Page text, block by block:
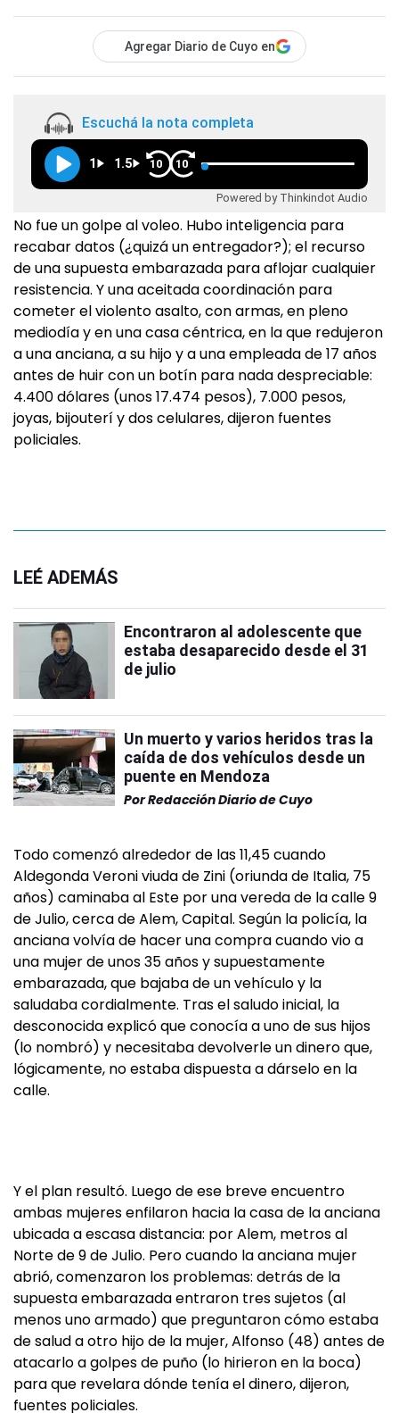
Agregar Diario de Cuyo en
Escuchá la nota completa
1 1.5 10 10
Powered by Thinkindot Audio
No fue un golpe al voleo. Hubo inteligencia para
recabar datos (¿quizá un entregador?); el recurso
de una supuesta embarazada para aflojar cualquier
resistencia. Y una aceitada coordinación para
cometer el violento asalto, con armas, en pleno
mediodía y en una casa céntrica, en la que redujeron
a una anciana, a su hijo y a una empleada de 17 años
antes de huir con un botín para nada despreciable:
4.400 dólares (unos 17.474 pesos), 7.000 pesos,
joyas, bijouterí y dos celulares, dijeron fuentes
policiales.
LEÉ ADEMÁS
Encontraron al adolescente que
estaba desaparecido desde el 31
de julio
Un muerto y varios heridos tras la
caída de dos vehículos desde un
puente en Mendoza
PorRedacción Diario de Cuyo
Todo comenzó alrededor de las 11,45 cuando
Aldegonda Veroni viuda de Zini (oriunda de Italia, 75
años) caminaba al Este por una vereda de la calle 9
de Julio, cerca de Alem, Capital. Según la policía, la
anciana volvía de hacer una compra cuando vio a
una mujer de unos 35 años y supuestamente
embarazada, que bajaba de un vehículo y la
saludaba cordialmente. Tras el saludo inicial, la
desconocida explicó que conocía a uno de sus hijos
(lo nombró) y necesitaba devolverle un dinero que,
lógicamente, no estaba dispuesta a dárselo en la
calle.
Y el plan resultó. Luego de ese breve encuentro
ambas mujeres enfilaron hacia la casa de la anciana
ubicada a escasa distancia: por Alem, metros al
Norte de 9 de Julio. Pero cuando la anciana mujer
abrió, comenzaron los problemas: detrás de la
supuesta embarazada entraron tres sujetos (al
menos uno armado) que preguntaron cómo estaba
de salud a otro hijo de la mujer, Alfonso (48) antes de
atacarlo a golpes de puño (lo hirieron en la boca)
para que revelara dónde tenía el dinero, dijeron,
fuentes policiales.